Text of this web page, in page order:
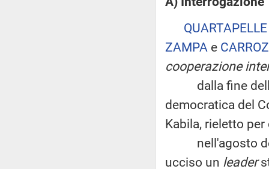
ZAMPA e
cooperazione
dalla fine della
democratica del
Kabila, rieletto
nell'agosto del
ucciso un leader